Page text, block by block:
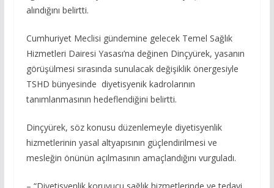
alındığını belirtti.
Cumhuriyet Meclisi gündemine gelecek Temel Sağlık
Hizmetleri Dairesi Yasası’na değinen Dinçyürek, yasanın
görüşülmesi sırasında sunulacak değişiklik önergesiyle
TSHD bünyesinde diyetisyenik kadrolarının
tanımlanmasının hedeflendiğini belirtti.
Dinçyürek, söz konusu düzenlemeyle diyetisyenlik
hizmetlerinin yasal altyapısının güçlendirilmesi ve
mesleğin önünün açılmasının amaçlandığını vurguladı.